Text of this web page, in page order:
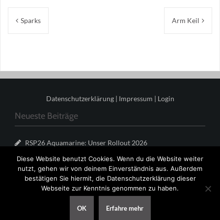
Beitragsnavigation
Sparks Arm Keil
Datenschutzerklärung| Impressum | Login
Neueste Beiträge
RSP26 Aquamarine: Unser Rollout 2026
Meilenstein mit Allrad – Saisonrückblick RSP25
Rosequartz
Faces of Rennschmiede #21
Zellpatenschaft RSP26
Herzlich Willkommen Newies 2024/25!
Diese Website benutzt Cookies. Wenn du die Website weiter
nutzt, gehen wir von deinem Einverständnis aus. Außerdem
bestätigen Sie hiermit, die Datenschutzerklärung dieser
Webseite zur Kenntnis genommen zu haben.
OK Erfahre mehr